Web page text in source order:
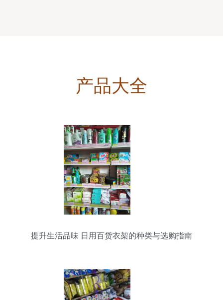
产品大全
提升生活品味 日用百货衣架的种类与选购指南